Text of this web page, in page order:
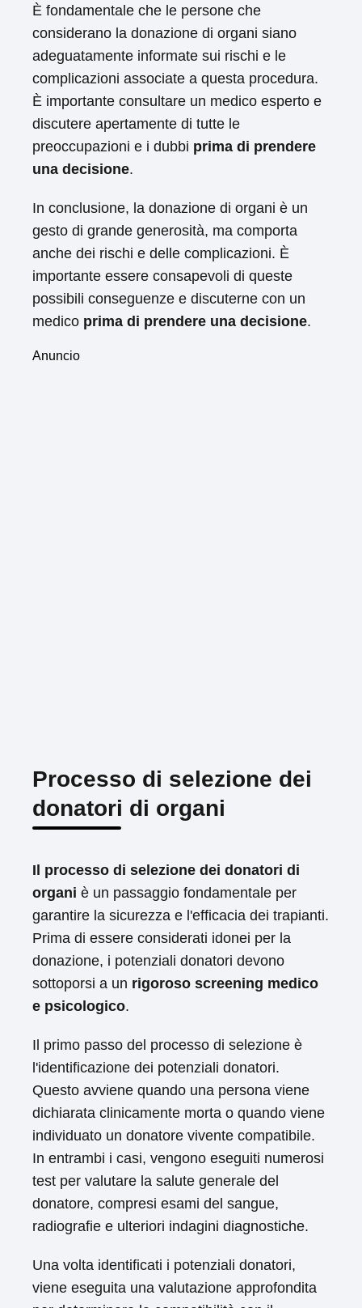
È fondamentale che le persone che
considerano la donazione di organi siano
adeguatamente informate sui rischi e le
complicazioni associate a questa procedura.
È importante consultare un medico esperto e
discutere apertamente di tutte le
preoccupazioni e i dubbi prima di prendere
una decisione.
In conclusione, la donazione di organi è un
gesto di grande generosità, ma comporta
anche dei rischi e delle complicazioni. È
importante essere consapevoli di queste
possibili conseguenze e discuterne con un
medico prima di prendere una decisione.
Anuncio
Processo di selezione dei
donatori di organi
Il processo di selezione dei donatori di
organi è un passaggio fondamentale per
garantire la sicurezza e l'efficacia dei trapianti.
Prima di essere considerati idonei per la
donazione, i potenziali donatori devono
sottoporsi a un rigoroso screening medico
e psicologico.
Il primo passo del processo di selezione è
l'identificazione dei potenziali donatori.
Questo avviene quando una persona viene
dichiarata clinicamente morta o quando viene
individuato un donatore vivente compatibile.
In entrambi i casi, vengono eseguiti numerosi
test per valutare la salute generale del
donatore, compresi esami del sangue,
radiografie e ulteriori indagini diagnostiche.
Una volta identificati i potenziali donatori,
viene eseguita una valutazione approfondita